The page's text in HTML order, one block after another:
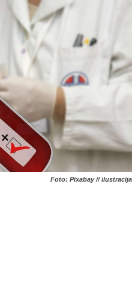
Foto: Pixabay // ilustracija